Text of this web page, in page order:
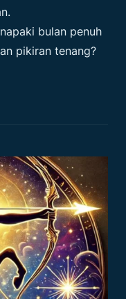
bulan penuh
pikiran tenang?